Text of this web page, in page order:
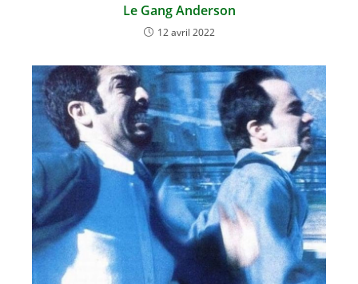
Le Gang Anderson
12 avril 2022